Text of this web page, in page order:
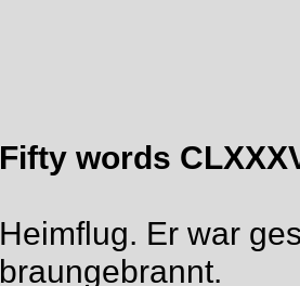
Fifty words
Heimflug. Er war
braungebrannt.